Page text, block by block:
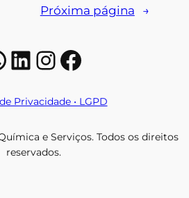
Próxima página →
LinkedIn
Instagram
Facebook
Privacidade • LGPD
e Serviços. Todos os direitos
reservados.